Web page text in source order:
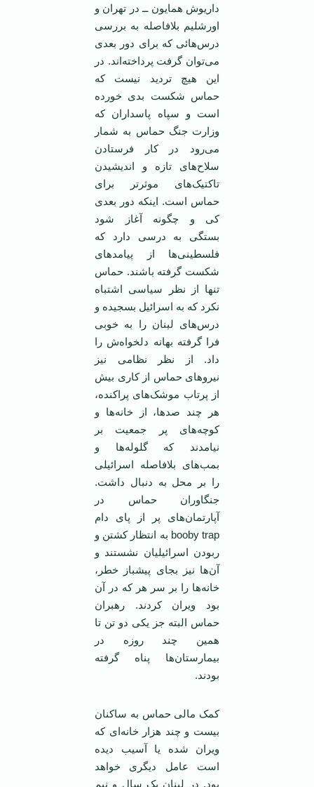
داریوش همایون ــ در تهران و
اورشلیم بلافاصله به بررسی
درس‌هائی که برای دور بعدی
می‌توان گرفت پرداخته‌اند. در
این هیچ تردید نیست که
حماس شکست بدی خورده
است و سپاه پاسداران که
وزارت جنگ حماس به شمار
می‌رود در کار فرستادن
سلاح‌های تازه و اندیشیدن
تاکتیک‌های موثر‌تر برای
حماس است. اینکه دور بعدی
کی و چگونه آغاز شود
بستگی به درسی دارد که
فلسطینی‌ها از پیامد‌های
شکست گرفته باشند. حماس
تنها از نظر سیاسی اشتباه
نکرد که به اسرائیل بسجیده و
درس‌های لبنان را به خوبی
فرا گرفته بهانه دلخواه‌ش را
داد. از نظر نظامی ‌نیز
نیرو‌های حماس از کاری بیش
از پرتاب موشک‌های پراکنده،
هر چند صد‌ها، از خانه‌ها و
کوچه‌های پر جمعیت بر
نیامدند که گلوله‌ها و
بمب‌های بلافاصله اسرائیلی
را بر محل به دنبال داشت.
جنگاوران حماس در
آپارتمان‌های پر از پای دام
booby trap به انتظار کشتن و
ربودن اسرائیلیان نشستند و
آن‌ها نیز بجای پیشباز خطر،
خانه‌ها را بر سر هر که در آن
بود ویران کردند. رهبران
حماس البته جز یکی دو تن تا
همین چند روزه در
بیمارستان‌ها پناه گرفته
بودند.
کمک مالی حماس به ساکنان
بیست و چند هزار خانه‌ای که
ویران شده یا آسیب دیده
است عامل دیگری خواهد
بود. در لبنان یک سال و نیم